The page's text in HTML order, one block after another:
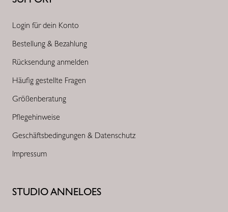
STUDIO ANNELOES
Login für dein Konto
Bestellung & Bezahlung
Rücksendung anmelden
Häufig gestellte Fragen
Größenberatung
Pflegehinweise
Geschäftsbedingungen & Datenschutz
Impressum